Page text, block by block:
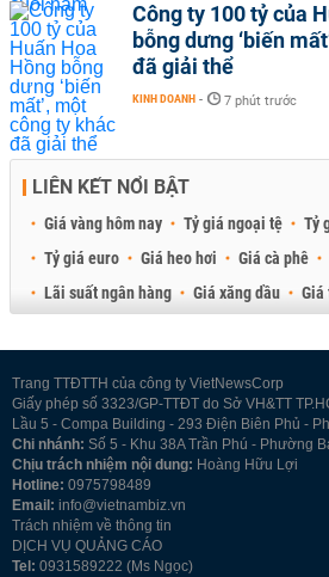
Công ty 100 tỷ của
bỗng dưng ‘biến
đã giải thể
KINH DOANH - 7 phút trước
LIÊN KẾT NỔI BẬT
Giá vàng hôm nay Tỷ giá ngoại tệ Tỷ
Tỷ giá euro
Giá heo hơi Giá cà phê
Lãi suất ngân hàng
Giá xăng dầu
Giá
Trang TTĐTTH của công ty VietNewsCorp
Giấy phép số 3323/GP-TTĐT do Sở VH&TT
Lầu 5 - Compa Building - 293 Điện Biên Phủ -
Chi nhánh: Số 5 - Khu 38A Trần Phú - Phường
Chịu trách nhiệm nội dung: Hoàng Hữu Lợi
Hotline: 0975798489
Email: info@vietnambiz.vn
Trách nhiệm về thông tin
DỊCH VỤ QUẢNG CÁO
Tel: 0931589222 (Ms Ngọc)